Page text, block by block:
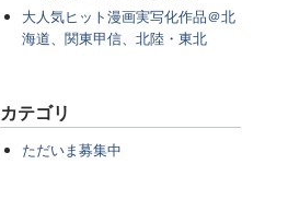
大人気ヒット漫画実写化作品＠北
海道、関東甲信、北陸・東北
カテゴリ
ただいま募集中